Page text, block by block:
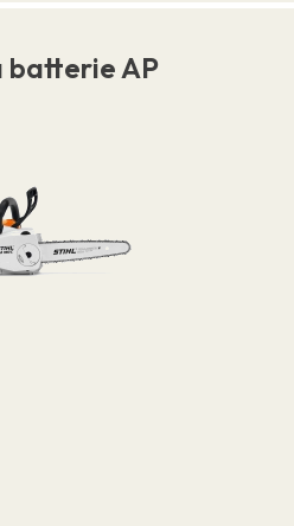
batterie AP